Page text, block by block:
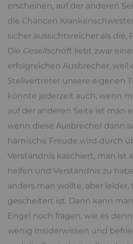
erscheinen, auf der anderen
die Chancen
sicher aussichtsreicher als die,
Die Gesellschaft liebt zwar
erfolgreichen Ausbrecher, weil
Stellvertreter unsere eigenen
könnte jederzeit auch, wenn
auf der anderen Seite ist man
wenn diese Ausbrecher dann
hämische Freude wird durch
Verständnis kaschiert, man ist
helfen und Verständnis zu
anders man wollte, aber leider,
gescheitert ist. Dann kann
Engel noch fragen, wie es
wenig Insiderwissen und